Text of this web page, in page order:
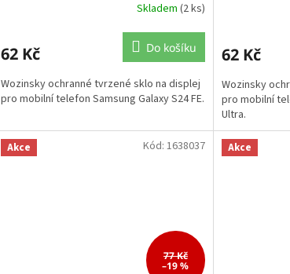
Skladem (2 ks)
62 Kč Do košíku
Wozinsky ochranné tvrzené sklo na displej
pro mobilní telefon Samsung Galaxy S24 FE.
62 Kč
Wozinsky
pro mobilní
Ultra.
Akce
77 Kč
–19 %
Kód: 1638037 Akce